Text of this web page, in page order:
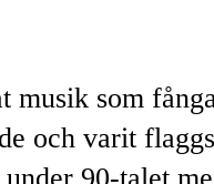
musik som
och varit